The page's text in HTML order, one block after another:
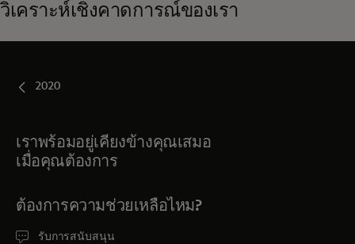
วิเคราะห์เชิงคาดการณ์ของเรา
2020
เราพร้อมอยู่เคียงข้างคุณเสมอ
เมื่อคุณต้องการ
ต้องการความช่วยเหลือไหม?
รับการสนับสนุน